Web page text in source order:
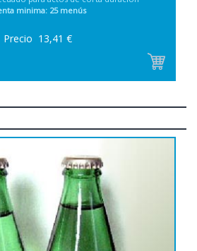
minima: 25 menús
Precio 13,41 €